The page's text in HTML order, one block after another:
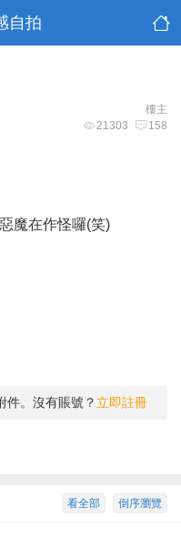
自拍
樓主
21303 158
魔在作怪囉(笑)
件。沒有賬號？ 立即註冊
倒序瀏覽
看全部